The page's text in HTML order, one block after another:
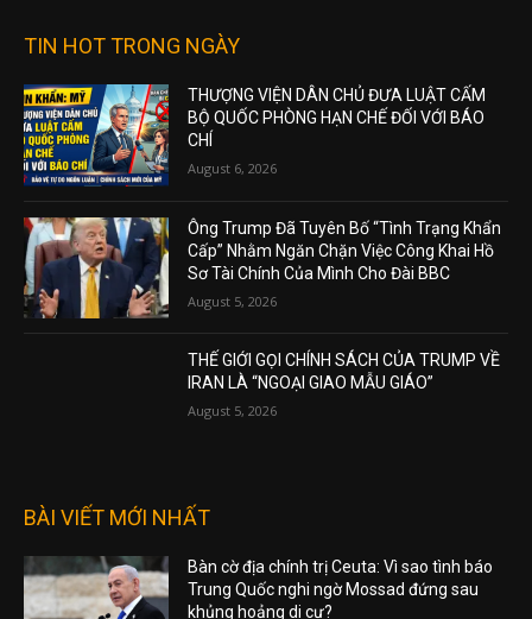
TIN HOT TRONG NGÀY
THƯỢNG VIỆN DÂN CHỦ ĐƯA LUẬT CẤM
BỘ QUỐC PHÒNG HẠN CHẾ ĐỐI VỚI BÁO
CHÍ
August 6, 2026
Ông Trump Đã Tuyên Bố “Tình Trạng Khẩn
Cấp” Nhằm Ngăn Chặn Việc Công Khai Hồ
Sơ Tài Chính Của Mình Cho Đài BBC
August 5, 2026
THẾ GIỚI GỌI CHÍNH SÁCH CỦA TRUMP VỀ
IRAN LÀ “NGOẠI GIAO MẪU GIÁO”
August 5, 2026
BÀI VIẾT MỚI NHẤT
Bàn cờ địa chính trị Ceuta: Vì sao tình báo
Trung Quốc nghi ngờ Mossad đứng sau
khủng hoảng di cư?